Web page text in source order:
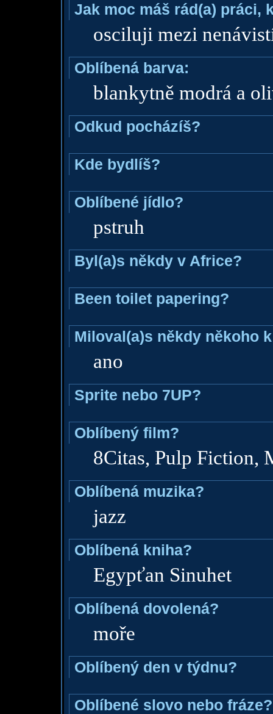
Jak moc máš rád(a) práci,
osciluji mezi
Oblíbená barva:
blankytně modrá a
Odkud pocházíš?
Kde bydlíš?
Oblíbené jídlo?
pstruh
Byl(a)s někdy v Africe?
Been toilet papering?
Miloval(a)s někdy někoho
ano
Sprite nebo 7UP?
Oblíbený film?
8Citas, Pulp Fiction,
Oblíbená muzika?
jazz
Oblíbená kniha?
Egypťan Sinuhet
Oblíbená dovolená?
moře
Oblíbený den v týdnu?
Oblíbené slovo nebo fráze?